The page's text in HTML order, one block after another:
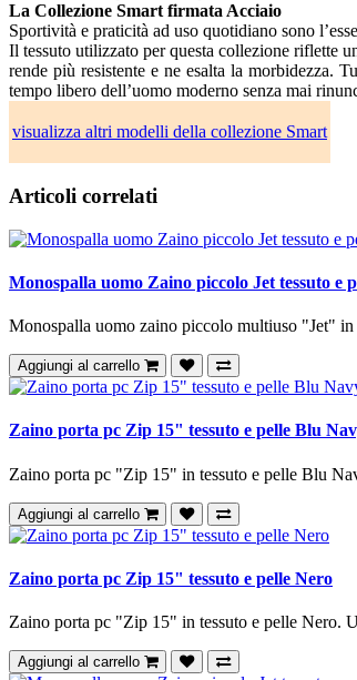
La Collezione Smart firmata Acciaio
Sportività e praticità ad uso quotidiano sono
Il tessuto utilizzato per questa collezione riflette
rende più resistente e ne esalta la morbidezza.
tempo libero dell’uomo moderno senza mai
visualizza altri modelli della collezione Smart
Articoli correlati
Monospalla uomo Zaino piccolo Jet tessuto e
Monospalla uomo zaino piccolo multiuso "Jet"
Aggiungi al carrello
Zaino porta pc Zip 15" tessuto e pelle Blu
Zaino porta pc "Zip 15" in tessuto e pelle Blu
Aggiungi al carrello
Zaino porta pc Zip 15" tessuto e pelle Nero
Zaino porta pc "Zip 15" in tessuto e pelle Nero.
Aggiungi al carrello